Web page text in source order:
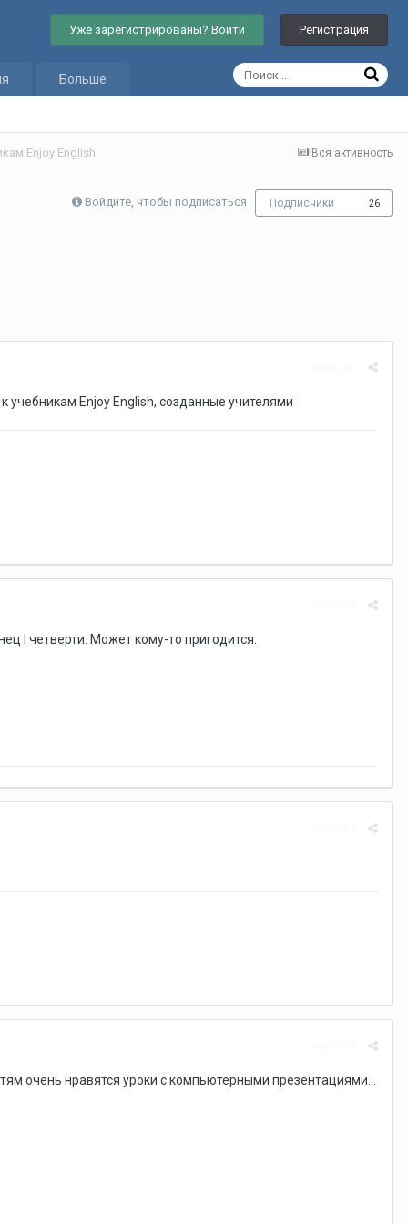
Уже зарегистрированы? Войти Регистрация
Больше
Вся активность
Enjoy English
Войдите, чтобы подписаться Подписчики 26
Enjoy English, созданные учителями
I четверти. Может кому-то пригодится.
очень нравятся уроки с компьютерными презентациями...